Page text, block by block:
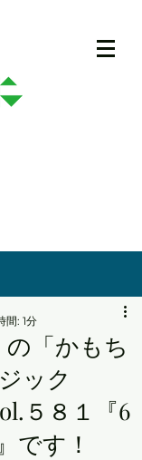
の「かもち
ック
５８１『6
です！
間: 1分